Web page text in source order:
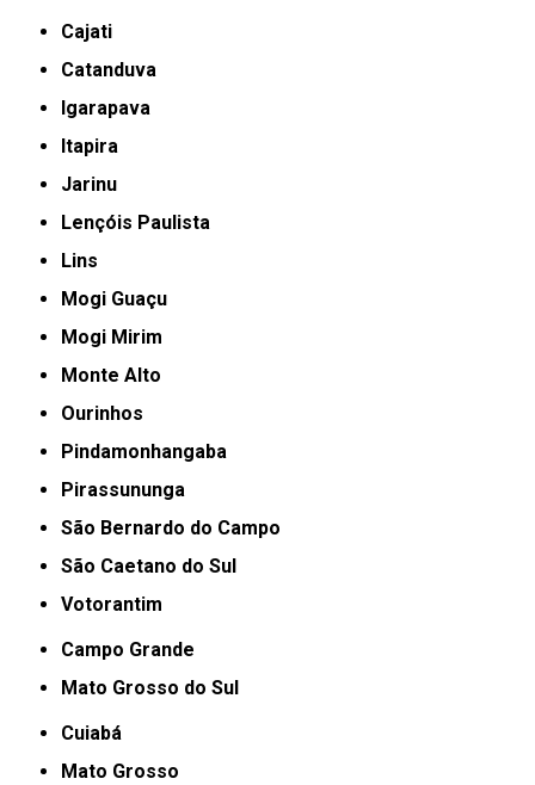
Cajati
Catanduva
Igarapava
Itapira
Jarinu
Lençóis Paulista
Lins
Mogi Guaçu
Mogi Mirim
Monte Alto
Ourinhos
Pindamonhangaba
Pirassununga
São Bernardo do Campo
São Caetano do Sul
Votorantim
Campo Grande
Mato Grosso do Sul
Cuiabá
Mato Grosso